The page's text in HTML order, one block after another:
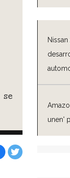
unen'